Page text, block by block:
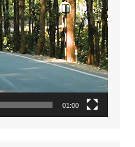
01:00